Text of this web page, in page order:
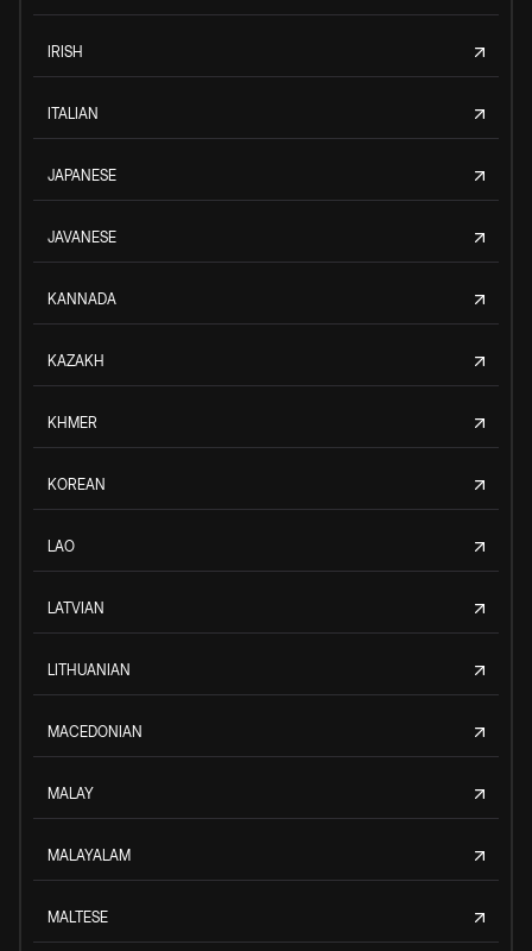
IRISH
ITALIAN
JAPANESE
JAVANESE
KANNADA
KAZAKH
KHMER
KOREAN
LAO
LATVIAN
LITHUANIAN
MACEDONIAN
MALAY
MALAYALAM
MALTESE